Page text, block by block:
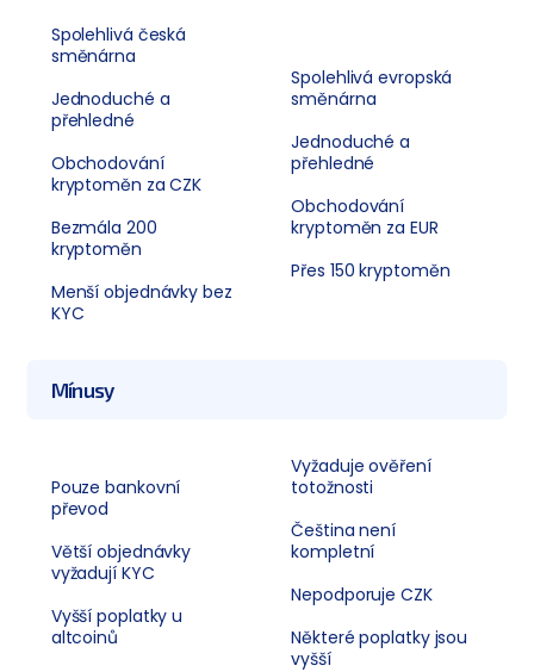
Spolehlivá česká
směnárna
Jednoduché a
přehledné
Obchodování
kryptoměn za CZK
Bezmála 200
kryptoměn
Menší objednávky bez
KYC
Spolehlivá evropská
směnárna
Jednoduché a
přehledné
Obchodování
kryptoměn za EUR
Přes 150 kryptoměn
Mínusy
Pouze bankovní
převod
Větší objednávky
vyžadují KYC
Vyšší poplatky u
altcoinů
Vyžaduje ověření
totožnosti
Čeština není
kompletní
Nepodporuje CZK
Některé poplatky jsou
vyšší